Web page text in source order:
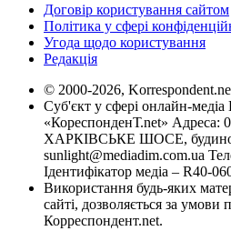
Договір користування сайтом
Політика у сфері
Угода щодо користування
Редакція
© 2000-2026,
Суб'єкт у сфері онлайн-
«КореспонденТ.net» Адреса:
ХАРКІВСЬКЕ ШОСЕ,
sunlight@mediadim.com.ua
Ідентифікатор медіа – R40-
Використання будь-яких
сайті, дозволяється за умови
Корреспондент.net.